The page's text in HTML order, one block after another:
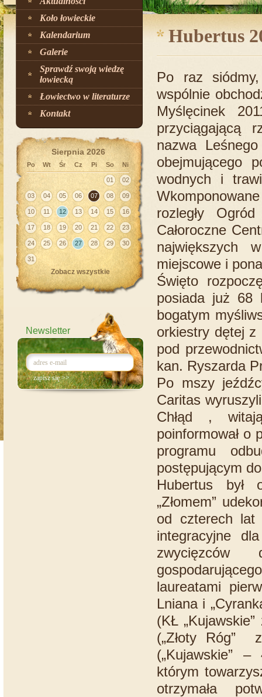
Koło łowieckie
Kalendarium
Galerie
Sprawdź swoją wiedzę
łowiecką
Łowiectwo w literaturze
Kontakt
Sierpnia 2026
Po Wt Śr Cz Pi So Ni
01 02
03 04 05 06 07 08 09
10 11 12 13 14 15 16
17 18 19 20 21 22 23
24 25 26 27 28 29 30
31
Zobacz wszystkie
Newsletter
Hubertus
Po raz
wspólnie
Myślęcinek
przyciągającą
nazwa
obejmującego
wodnych i
rozległy
Całoroczne
największych
miejscowe i
Święto
posiada już 68
bogatym
orkiestry dętej z
pod
kan. Ryszarda
Po mszy
Caritas
Chłąd ,
poinformował o
programu
postępującym
Hubertus był
„Złomem”
od czterech lat
integracyjne
zwycięzców
laureatami
Lniana i
(KŁ
(„Złoty Róg”
(„Kujawskie”
którym
otrzymała